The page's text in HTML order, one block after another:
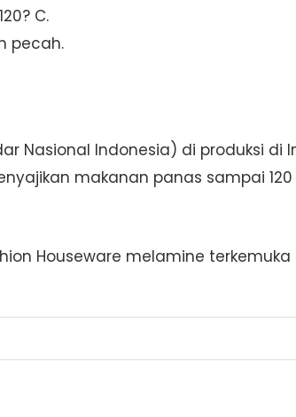
C.
pecah.
Nasional Indonesia) di produksi
makanan panas sampai
Houseware melamine